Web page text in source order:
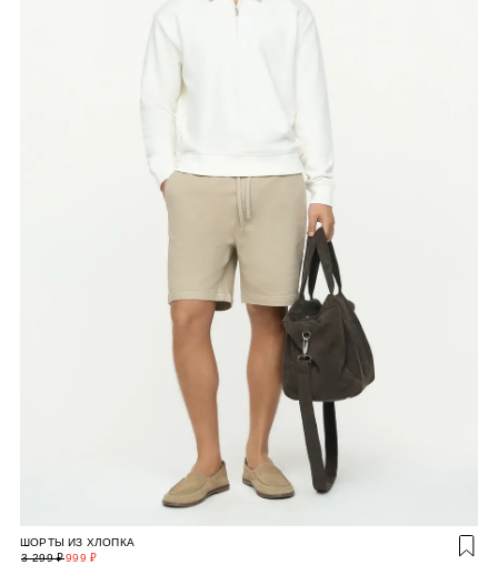
ШОРТЫ ИЗ ХЛОПКА
999 ₽
3 299 ₽